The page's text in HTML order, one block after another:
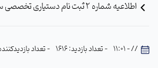
اطلاعیه شماره 2 ثبت نام دستیاری تخصصی سال تحصیلی 1400–1399
// - 11:01 - تعداد بازدید: 1616 - تعداد بازدیدکننده: